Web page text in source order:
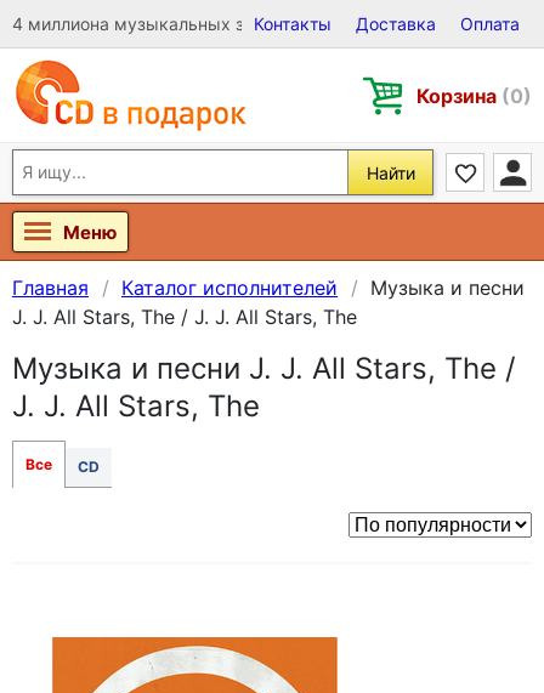
4 миллиона музыкальных записей на Виниле, CD и DVD
Контакты Доставка Оплата
Корзина (0)
Найти
Меню
Главная Каталог исполнителей
Музыка и песни
J. J. All Stars, The / J. J. All Stars, The
Музыка и песни J. J. All Stars, The /
J. J. All Stars, The
Все CD